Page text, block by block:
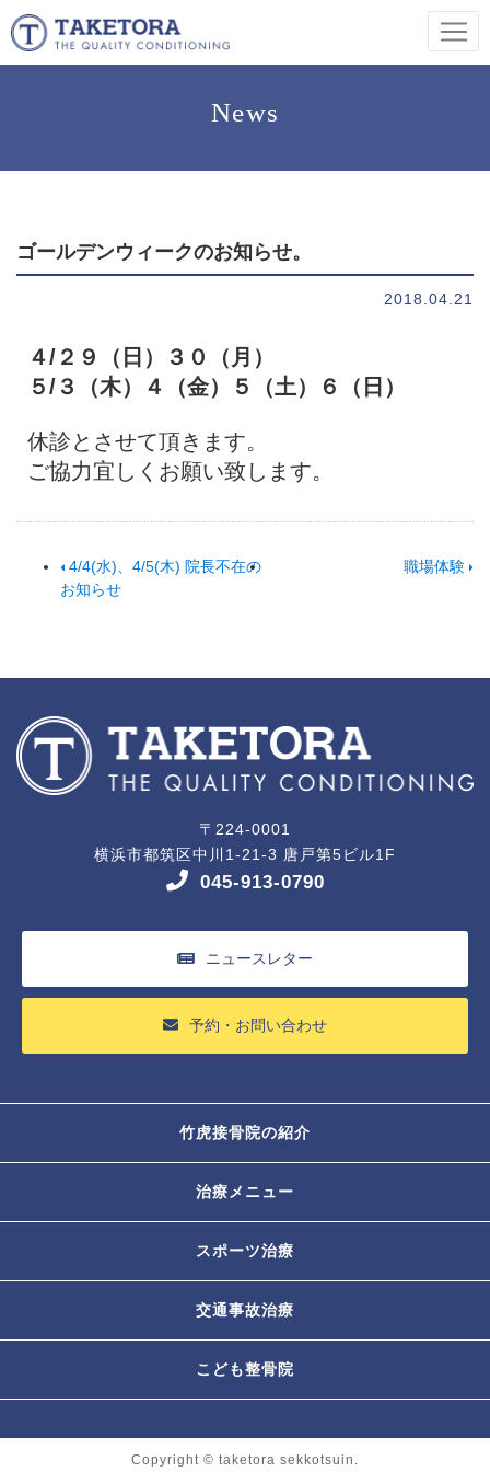
News
ゴールデンウィークのお知らせ。
2018.04.21
４/２９（日）３０（月）
５/３（木）４（金）５（土）６（日）
休診とさせて頂きます。
ご協力宜しくお願い致します。
4/4(水)、4/5(木) 院長不在の
お知らせ
職場体験
〒224-0001
横浜市都筑区中川1-21-3 唐戸第5ビル1F
045-913-0790
ニュースレター
予約・お問い合わせ
竹虎接骨院の紹介
治療メニュー
スポーツ治療
交通事故治療
こども整骨院
Copyright © taketora sekkotsuin.